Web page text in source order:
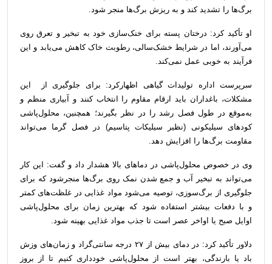
برگ‌ها را تشدید کند و به ریزش برگ‌ها منجر شود.
او تأکید کرد: درختان پسته برای خنک‌سازی خود به تبخیر و تعرق روی
می‌آورند، اما در شرایط خشک‌سالی، رطوبت خاک کاهش می‌یابد و این
فرآیند به خوبی عمل نمی‌کند.
سرپرست اداره تولیدات گیاهی اظهارکرد: برای جلوگیری از این
مشکلات، باغداران باید ارقام مقاوم را انتخاب کنند و آبیاری منظم و
به‌موقع در طول فصل رشد را در نظر بگیرند؛ همچنین، محلول‌پاشی
کودهای سیلیکونی (نظیر سیلیکات پتاسیم) در فصل گرما می‌تواند
مقاومت برگ‌ها را افزایش دهد.
وی در خصوص محلول‌پاشی در دماهای بالا هشدار داد و گفت: این کار
می‌تواند به تبخیر آب و جمع شدن نمک روی برگ‌ها منجرشود که برای
جلوگیری از برگ‌سوزی، توصیه می‌شود مواد غذایی در غلظت‌های کمتر
و با دفعات بیشتر استفاده شود که بهترین زمان برای محلول‌پاشی
اوایل صبح یا اواخر عصر است تا جذب مواد غذایی بهینه شود.
دلاور تأکید کرد: در دمای بیش از ۲۷ درجه سانتی‌گراد و زمان‌های وزش
باد یا بارندگی، بهتر است از محلول‌پاشی خودداری کنیم تا از بروز